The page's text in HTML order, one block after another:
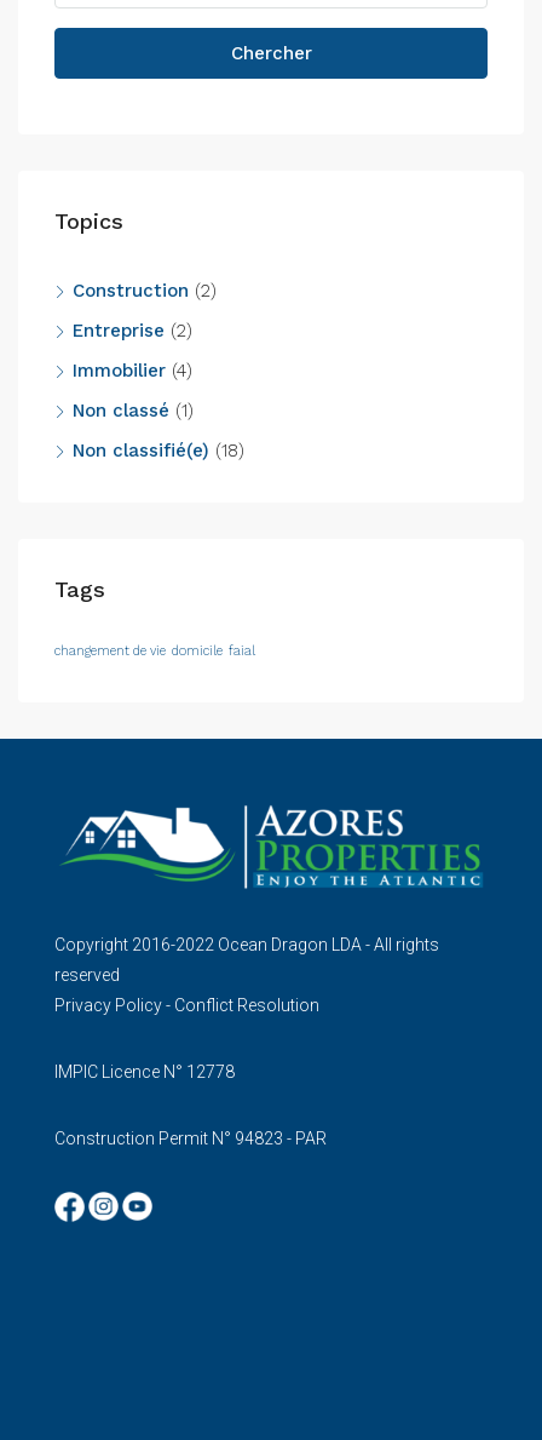
Chercher
Topics
Construction (2)
Entreprise (2)
Immobilier (4)
Non classé (1)
Non classifié(e) (18)
Tags
changement de vie domicile faial
Copyright 2016-2022 Ocean Dragon LDA - All rights
reserved
Privacy Policy- Conflict Resolution
IMPIC Licence N° 12778
Construction Permit N° 94823 - PAR